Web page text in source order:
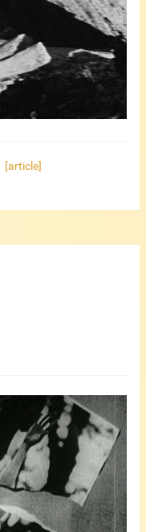
[article]